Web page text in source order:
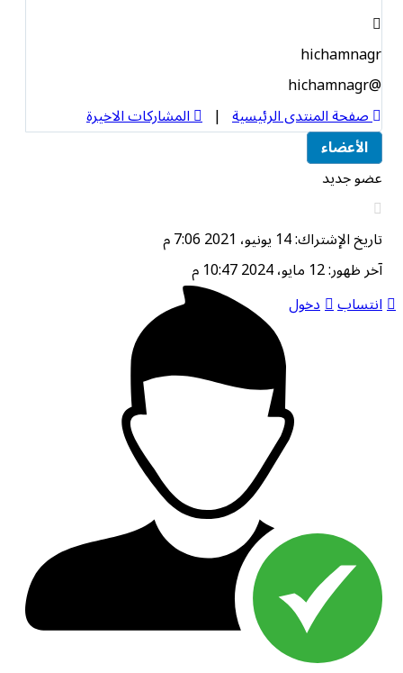
انتساب دخول
hichamnagr
@hichamnagr
صفحة المنتدى الرئيسية| المشاركات الاخيرة
الأعضاء
عضو جديد
تاريخ الإشتراك: 14 يونيو، 2021 7:06 م
آخر ظهور: 12 مايو، 2024 10:47 م